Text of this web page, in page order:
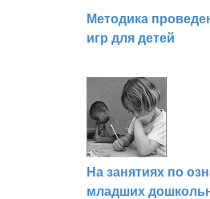
Методика
игр для детей
На занятиях по
младших